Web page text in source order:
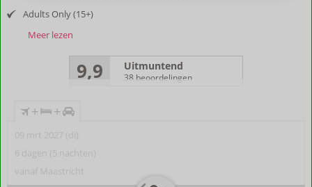
Adults Only (15+)
Meer lezen
9,9 Uitmuntend
38 beoordelingen
+ +
09 mrt 2027 (di)
6 dagen (5 nachten)
vanaf Maastricht